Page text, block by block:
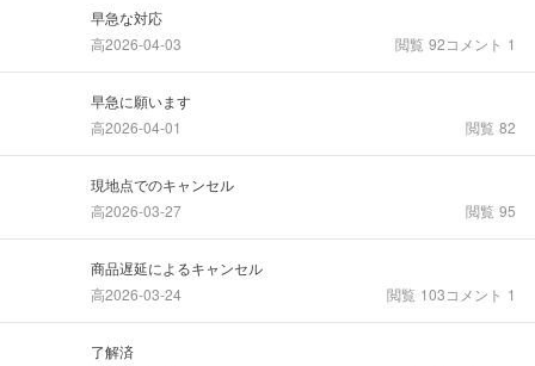
早急な対応
高2026-04-03 閲覧 92コメント 1
早急に願います
高2026-04-01 閲覧 82
現地点でのキャンセル
高2026-03-27 閲覧 95
商品遅延によるキャンセル
高2026-03-24 閲覧 103コメント 1
了解済